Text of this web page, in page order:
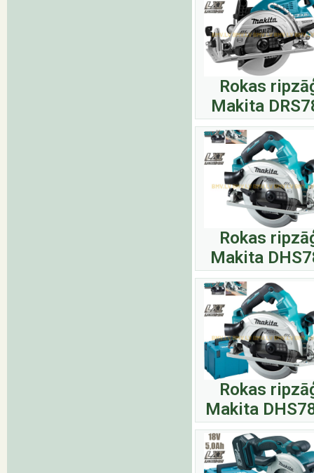
Rokas
Makita
Rokas
Makita
Rokas
Makita